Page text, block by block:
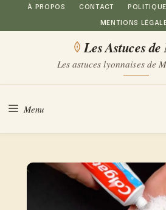
Aller
au
À PROPOS CONTACT
MENTIONS
Les Astuces
Les astuces lyonnaises de
Menu